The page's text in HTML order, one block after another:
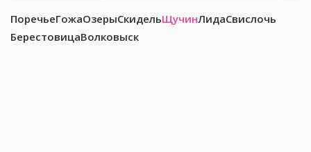
ПоречьеГожаОзерыСкидельЩучинЛидаСвислочь
БерестовицаВолковыск